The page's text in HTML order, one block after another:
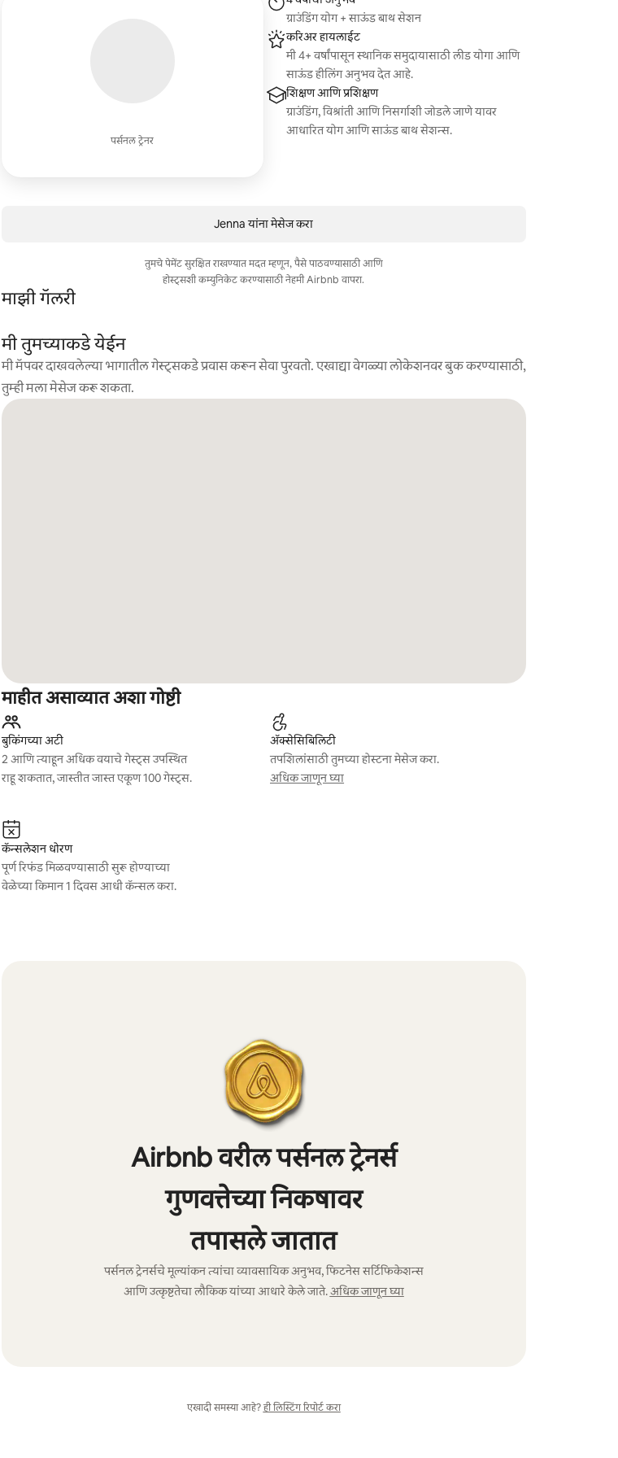
पर्सनल ट्रेनर
ग्राउंडिंग योग + साऊंड बाथ सेशन
करिअर हायलाईट
मी 4+ वर्षांपासून स्थानिक समुदायासाठी लीड योगा आणि
साऊंड हीलिंग अनुभव देत आहे.
शिक्षण आणि प्रशिक्षण
ग्राउंडिंग, विश्रांती आणि निसर्गाशी जोडले जाणे यावर
आधारित योग आणि साऊंड बाथ सेशन्स.
Jenna यांना मेसेज करा
तुमचे पेमेंट सुरक्षित राखण्यात मदत म्हणून, पैसे पाठवण्यासाठी आणि
होस्ट्सशी कम्युनिकेट करण्यासाठी नेहमी Airbnb वापरा.
माझी गॅलरी
मी तुमच्याकडे येईन
मी मॅपवर दाखवलेल्या भागातील गेस्ट्सकडे प्रवास करून सेवा पुरवतो. एखाद्या वेगळ्या लोकेशनवर बुक करण्यासाठी,
तुम्ही मला मेसेज करू शकता.
माहीत असाव्यात अशा गोष्टी
बुकिंगच्या अटी
2 आणि त्याहून अधिक वयाचे गेस्ट्स उपस्थित
राहू शकतात, जास्तीत जास्त एकूण 100 गेस्ट्स.
ॲक्सेसिबिलिटी
तपशिलांसाठी तुमच्या होस्टना मेसेज करा.
अधिक जाणून घ्या
कॅन्सलेशन धोरण
पूर्ण रिफंड मिळवण्यासाठी सुरू होण्याच्या
वेळेच्या किमान 1 दिवस आधी कॅन्सल करा.
Airbnb वरील पर्सनल ट्रेनर्स
गुणवत्तेच्या निकषावर
तपासले जातात
पर्सनल ट्रेनर्सचे मूल्यांकन त्यांचा व्यावसायिक अनुभव, फिटनेस सर्टिफिकेशन्स
आणि उत्कृष्टतेचा लौकिक यांच्या आधारे केले जाते.अधिक जाणून घ्या
एखादी समस्या आहे? ही लिस्टिंग रिपोर्ट करा